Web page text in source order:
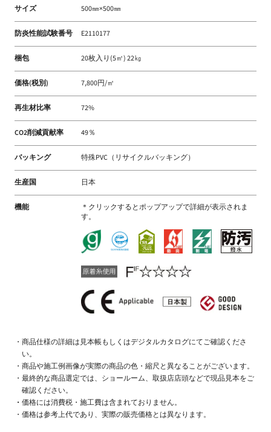
サイズ 500㎜×500㎜
防炎性能試験番号 E2110177
梱包 20枚入り(5㎡) 22㎏
価格(税別) 7,800円/㎡
再生材比率 72%
CO2削減貢献率 49％
バッキング 特殊PVC（リサイクルバッキング）
生産国 日本
機能
＊クリックするとポップアップで詳細が表示されま
す。
商品仕様の詳細は見本帳もしくはデジタルカタログにてご確認くださ
い。
商品や施工例画像が実際の商品の色・縮尺と異なることがございます。
最終的な商品選定では、ショールーム、取扱店店頭などで現品見本をご
確認ください。
価格には消費税・施工費は含まれておりません。
価格は参考上代であり、実際の販売価格とは異なります。